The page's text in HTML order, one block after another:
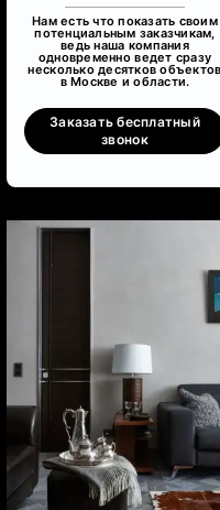
Нам есть что показать своим
потенциальным заказчикам,
ведь наша компания
одновременно ведет сразу
несколько десятков объектов
в Москве и области.
Заказать бесплатный
звонок